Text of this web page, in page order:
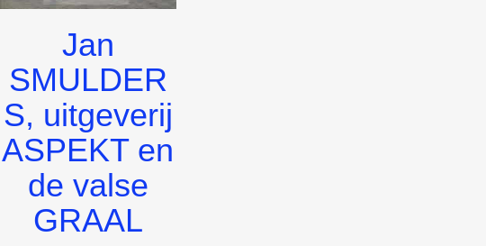
Jan
SMULDER
S, uitgeverij
ASPEKT en
de valse
GRAAL